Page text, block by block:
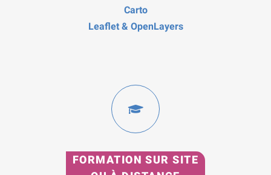
Carto
Leaflet & OpenLayers
FORMATION SUR SITE